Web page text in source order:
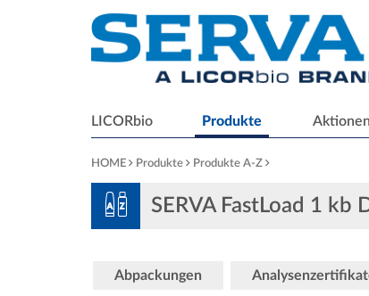
LICORbio Produkte Aktionen
HOME Produkte Produkte A-Z
SERVA FastLoad 1 kb
Abpackungen